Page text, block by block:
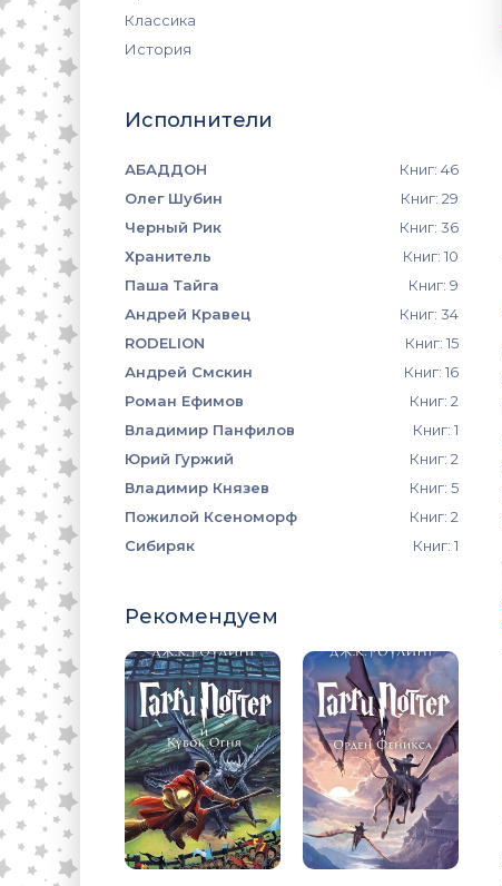
Классика
История
Исполнители
АБАДДОН
Книг: 46
Олег Шубин
Книг: 29
Черный Рик
Книг: 36
Хранитель
Книг: 10
Паша Тайга
Книг: 9
Андрей Кравец
Книг: 34
RODELION
Книг: 15
Андрей Смскин
Книг: 16
Роман Ефимов
Книг: 2
Владимир Панфилов
Книг: 1
Юрий Гуржий
Книг: 2
Владимир Князев
Книг: 5
Пожилой Ксеноморф
Книг: 2
Сибиряк
Книг: 1
Рекомендуем